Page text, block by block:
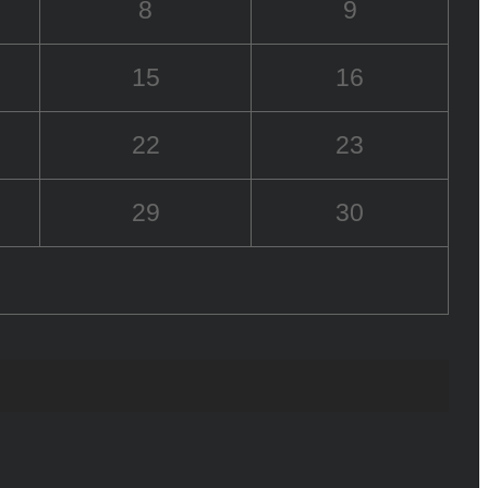
8 9
15 16
22 23
29 30